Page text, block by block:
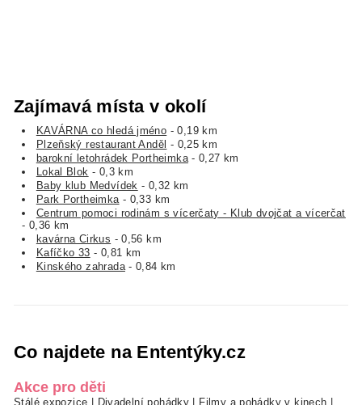
Zajímavá místa v okolí
KAVÁRNA co hledá jméno - 0,19 km
Plzeňský restaurant Anděl - 0,25 km
barokní letohrádek Portheimka- 0,27 km
Lokal Blok - 0,3 km
Baby klub Medvídek - 0,32 km
Park Portheimka- 0,33 km
Centrum pomoci rodinám s vícerčaty - Klub dvojčat a vícerčat
- 0,36 km
kavárna Cirkus - 0,56 km
Kafíčko 33 - 0,81 km
Kinského zahrada- 0,84 km
Co najdete na Ententýky.cz
Akce pro děti
Stálé expozice | Divadelní pohádky | Filmy a pohádky v kinech |